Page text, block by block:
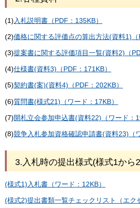
(1) 入札説明書（PDF：135KB）
(2)価格に関する評価点の算出方法(資料1)（
(3)提案書に関する評価項目一覧(資料2)（
(4)仕様書(資料3)（PDF：171KB）
(5)契約書(案)(資料4)（PDF：202KB）
(6)質問書(様式21)（ワード：17KB）
(7)開札立会参加申込書(資料22)（ワード：
(8)競争入札参加資格確認申請書(資料23)（
3.入札時の提出様式(様式1から
(様式1)入札書（ワード：12KB）
(様式2)提出書類一覧チェックリスト（エク